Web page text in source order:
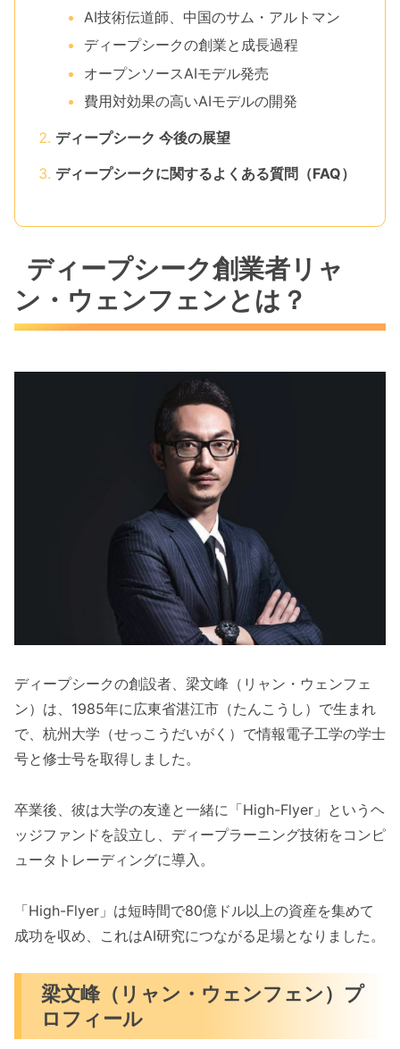
AI技術伝道師、中国のサム・アルトマン
ディープシークの創業と成長過程
オープンソースAIモデル発売
費用対効果の高いAIモデルの開発
ディープシーク 今後の展望
ディープシークに関するよくある質問（FAQ）
ディープシーク創業者リャ
ン・ウェンフェンとは？
ディープシークの創設者、梁文峰（リャン・ウェンフェ
ン）は、1985年に広東省湛江市（たんこうし）で生まれ
で、杭州大学（せっこうだいがく）で情報電子工学の学士
号と修士号を取得しました。
卒業後、彼は大学の友達と一緒に「High-Flyer」というヘ
ッジファンドを設立し、ディープラーニング技術をコンピ
ュータトレーディングに導入。
「High-Flyer」は短時間で80億ドル以上の資産を集めて
成功を収め、これはAI研究につながる足場となりました。
梁文峰（リャン・ウェンフェン）プ
ロフィール